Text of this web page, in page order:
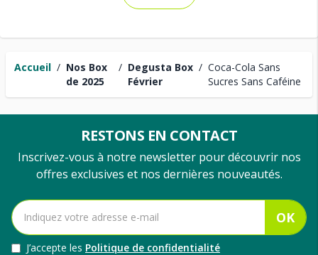
Accueil / Nos Box
de 2025
/ Degusta Box
Février
/ Coca-Cola Sans
Sucres Sans Caféine
RESTONS EN CONTACT
Inscrivez-vous à notre newsletter pour découvrir nos
offres exclusives et nos dernières nouveautés.
OK
J’accepte les Politique de confidentialité